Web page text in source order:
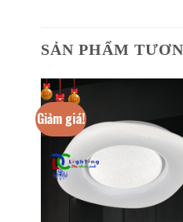
SẢN PHẨM
Giảm giá!